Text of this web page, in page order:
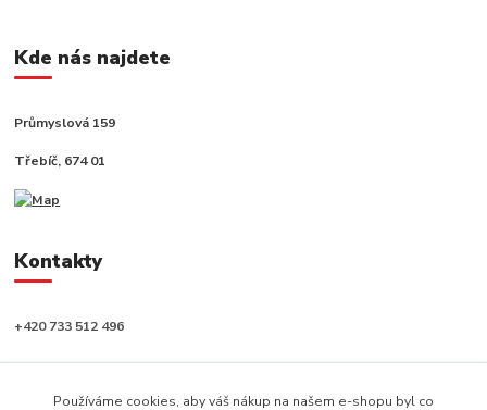
Kde nás najdete
Průmyslová 159
Třebíč, 674 01
Kontakty
+420 733 512 496
info@capushop.cz
Používáme cookies, aby váš nákup na našem e-shopu byl co